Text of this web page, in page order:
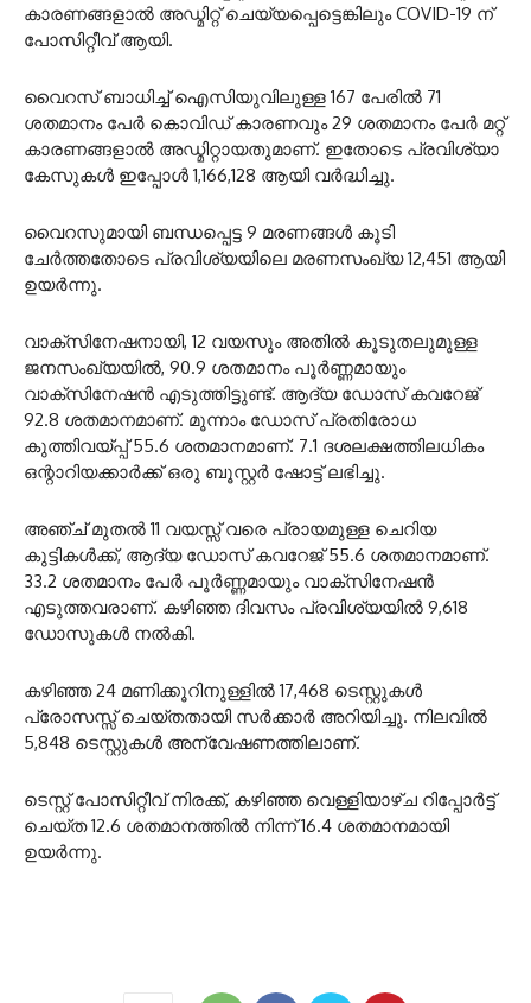
കാരണങ്ങളാൽ അഡ്മിറ്റ് ചെയ്യപ്പെട്ടെങ്കിലും COVID-19 ന്
പോസിറ്റീവ് ആയി.
വൈറസ് ബാധിച്ച് ഐസിയുവിലുള്ള 167 പേരിൽ 71
ശതമാനം പേർ കൊവിഡ് കാരണവും 29 ശതമാനം പേർ മറ്റ്
കാരണങ്ങളാൽ അഡ്മിറ്റായതുമാണ്. ഇതോടെ പ്രവിശ്യാ
കേസുകൾ ഇപ്പോൾ 1,166,128 ആയി വർദ്ധിച്ചു.
വൈറസുമായി ബന്ധപ്പെട്ട 9 മരണങ്ങൾ കൂടി
ചേർത്തതോടെ പ്രവിശ്യയിലെ മരണസംഖ്യ 12,451 ആയി
ഉയർന്നു.
വാക്സിനേഷനായി, 12 വയസും അതിൽ കൂടുതലുമുള്ള
ജനസംഖ്യയിൽ, 90.9 ശതമാനം പൂർണ്ണമായും
വാക്സിനേഷൻ എടുത്തിട്ടുണ്ട്. ആദ്യ ഡോസ് കവറേജ്
92.8 ശതമാനമാണ്. മൂന്നാം ഡോസ് പ്രതിരോധ
കുത്തിവയ്പ്പ് 55.6 ശതമാനമാണ്. 7.1 ദശലക്ഷത്തിലധികം
ഒന്റാറിയക്കാർക്ക് ഒരു ബൂസ്റ്റർ ഷോട്ട് ലഭിച്ചു.
അഞ്ച് മുതൽ 11 വയസ്സ് വരെ പ്രായമുള്ള ചെറിയ
കുട്ടികൾക്ക്, ആദ്യ ഡോസ് കവറേജ് 55.6 ശതമാനമാണ്.
33.2 ശതമാനം പേർ പൂർണ്ണമായും വാക്സിനേഷൻ
എടുത്തവരാണ്. കഴിഞ്ഞ ദിവസം പ്രവിശ്യയിൽ 9,618
ഡോസുകൾ നൽകി.
കഴിഞ്ഞ 24 മണിക്കൂറിനുള്ളിൽ 17,468 ടെസ്റ്റുകൾ
പ്രോസസ്സ് ചെയ്തതായി സർക്കാർ അറിയിച്ചു. നിലവിൽ
5,848 ടെസ്റ്റുകൾ അന്വേഷണത്തിലാണ്.
ടെസ്റ്റ് പോസിറ്റീവ് നിരക്ക്, കഴിഞ്ഞ വെള്ളിയാഴ്ച റിപ്പോർട്ട്
ചെയ്ത 12.6 ശതമാനത്തിൽ നിന്ന് 16.4 ശതമാനമായി
ഉയർന്നു.